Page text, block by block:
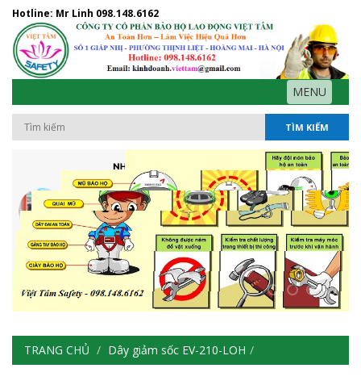
Hotline: Mr Linh 098.148.6162
MENU
TÌM KIẾM
TRANG CHỦ Dây giảm sốc EV-210-LOH